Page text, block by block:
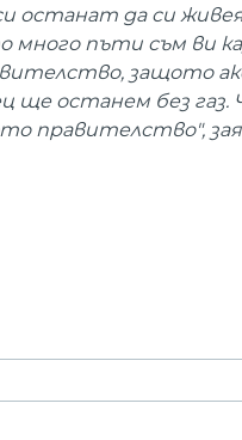
останат да си
пъти съм ви
защото
ще останем без газ.
правителство",